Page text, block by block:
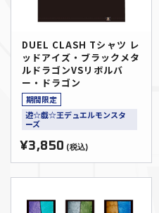
DUEL CLASH Tシャツ レ
ッドアイズ・ブラックメタ
ルドラゴンVSリボルバ
ー・ドラゴン
期間限定
遊☆戯☆王デュエルモンスタ
ーズ
¥3,850 (税込)